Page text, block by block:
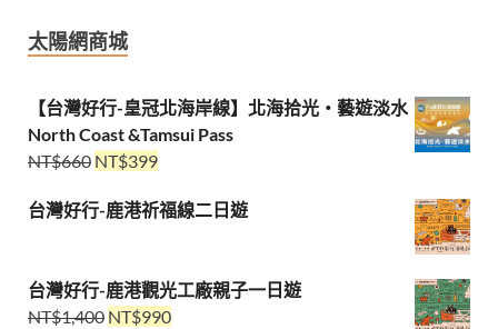
太陽網商城
【台灣好行-皇冠北海岸線】北海拾光・藝遊淡水
North Coast &Tamsui Pass
NT$660 NT$399
台灣好行-鹿港祈福線二日遊
台灣好行-鹿港觀光工廠親子一日遊
NT$1,400 NT$990